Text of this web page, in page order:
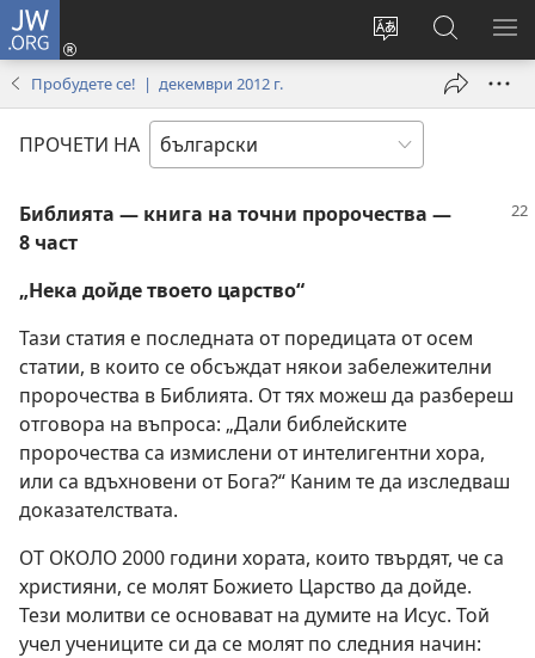
JW.ORG
Смени
сайта
Влез
(отваря
прозорец)
Търсене
в
JW.ORG
Пробудете се! | декември 2012 г.
ПРОЧЕТИ НА
Библията — книга на точни пророчества —
8 част
„Нека дойде твоето царство“
Тази статия е последната от поредицата от осем
статии, в които се обсъждат някои забележителни
пророчества в Библията. От тях можеш да разбереш
отговора на въпроса: „Дали библейските
пророчества са измислени от интелигентни хора,
или са вдъхновени от Бога?“ Каним те да изследваш
доказателствата.
ОТ ОКОЛО 2000 години хората, които твърдят, че са
християни, се молят Божието Царство да дойде.
Тези молитви се основават на думите на Исус. Той
учел учениците си да се молят по следния начин: